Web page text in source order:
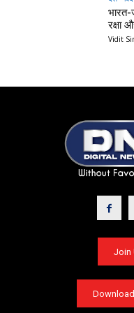
रक्षा
Vidit
Join